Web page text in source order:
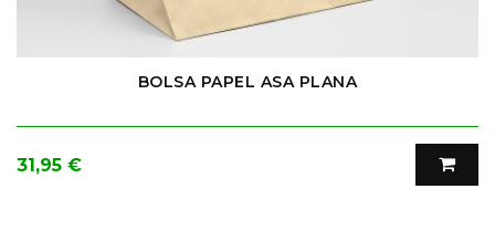
BOLSA PAPEL ASA PLANA
Precio
31,95 €